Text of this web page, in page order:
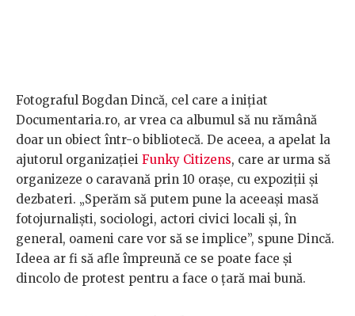
Fotograful Bogdan Dincă, cel care a inițiat
Documentaria.ro, ar vrea ca albumul să nu rămână
doar un obiect într-o bibliotecă. De aceea, a apelat la
ajutorul organizației Funky Citizens, care ar urma să
organizeze o caravană prin 10 orașe, cu expoziții și
dezbateri. „Sperăm să putem pune la aceeași masă
fotojurnaliști, sociologi, actori civici locali și, în
general, oameni care vor să se implice”, spune Dincă.
Ideea ar fi să afle împreună ce se poate face și
dincolo de protest pentru a face o țară mai bună.